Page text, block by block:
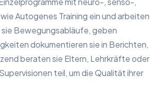
Autogenes Training ein und arbeiten
Bewegungsabläufe, geben
dokumentieren sie in Berichten,
beraten sie Eltern, Lehrkräfte oder
teil, um die Qualität ihrer